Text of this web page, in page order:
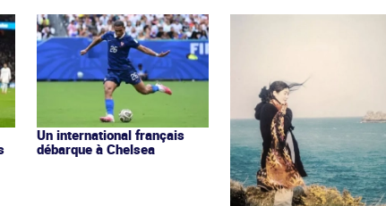
Un international français
débarque à Chelsea